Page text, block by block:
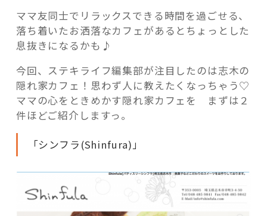
で
行
っ
て
み
た
い
「隠
家
的
フ
ママ友同士でリラックスできる時間を過ごせる、
落ち着いたお洒落なカフェがあるとちょっとした
息抜きになるかも♪
今回、ステキライフ編集部が注目したのは志木の
隠れ家カフェ！思わず人に教えたくなっちゃう♡
ママの心をときめかす隠れ家カフェを まずは２
件ほどご紹介しますっ。
「シンフラ(Shinfura)」